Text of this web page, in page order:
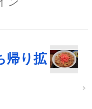
帰り拡